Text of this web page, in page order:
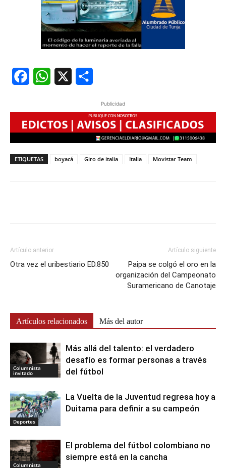
FacebookWhatsApp
Publicidad
ETIQUETAS boyacá Giro de italia Italia Movistar Team
Artículo anterior
Otra vez el uribestiario ED.850
Artículo siguiente
Paipa se colgó el oro en la
organización del Campeonato
Suramericano de Canotaje
Artículos relacionados Más del autor
Columnista
invitado
Más allá del talento: el verdadero
desafío es formar personas a través
del fútbol
Deportes
La Vuelta de la Juventud regresa hoy a
Duitama para definir a su campeón
Columnista
El problema del fútbol colombiano no
siempre está en la cancha